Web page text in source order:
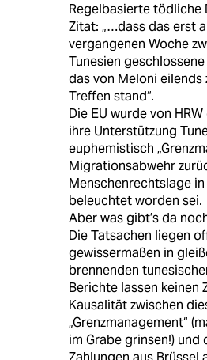
Regelbasierte tödliche
Zitat: „…dass das erst
vergangenen Woche
Tunesien
das von Meloni
Treffen stand“.
Die EU wurde von
ihre Unterstützung
euphemistisch
Migrationsabwehr
Menschenrechtslage
beleuchtet worden sei.
Aber was gibt’s da
Die Tatsachen liegen
gewissermaßen in
brennenden
Berichte lassen keinen
Kausalität zwischen
„Grenzmanagement“
im Grabe grinsen!) und